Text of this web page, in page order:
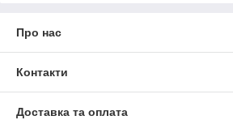
Про нас
Контакти
Доставка та оплата